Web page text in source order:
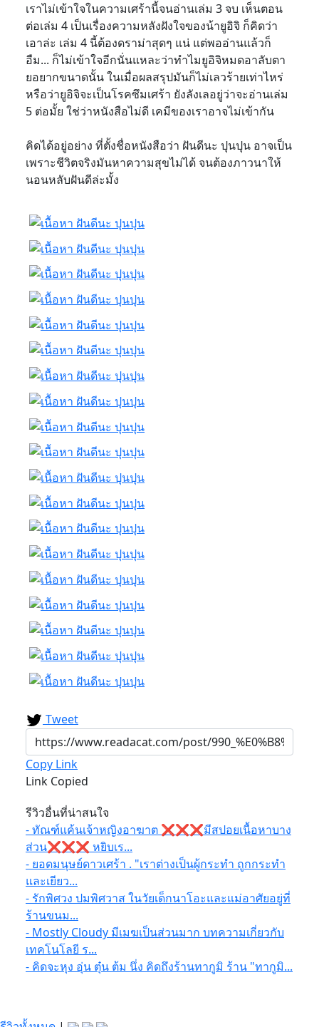
เราไม่เข้าใจในความเศร้านี้จนอ่านเล่ม 3 จบ เห็นตอน
ต่อเล่ม 4 เป็นเรื่องความหลังฝังใจของน้ายูอิจิ ก็คิดว่า
เอาล่ะ เล่ม 4 นี้ต้องดราม่าสุดๆ แน่ แต่พออ่านแล้วก็
อืม... ก็ไม่เข้าใจอีกนั่นแหละว่าทำไมยูอิจิหมดอาลับตา
ยอยากขนาดนั้น ในเมื่อผลสรุปมันก็ไม่เลวร้ายเท่าไหร่
หรือว่ายูอิจิจะเป็นโรคซึมเศร้า ยังลังเลอยู่ว่าจะอ่านเล่ม
5 ต่อมั้ย ใช่ว่าหนังสือไม่ดี เคมีของเราอาจไม่เข้ากัน
คิดได้อยู่อย่าง ที่ตั้งชื่อหนังสือว่า ฝันดีนะ ปุนปุน อาจเป็น
เพราะชีวิตจริงมันหาความสุขไม่ได้ จนต้องภาวนาให้
นอนหลับฝันดีล่ะมั้ง
Tweet
Copy Link
Link Copied
รีวิวอื่นที่น่าสนใจ
- ทัณฑ์แค้นเจ้าหญิงอาฆาต ❌❌❌มีสปอยเนื้อหาบาง
ส่วน❌❌❌ หยิบเร...
- ยอดมนุษย์ดาวเศร้า . "เราต่างเป็นผู้กระทำ ถูกกระทำ
และเยียว...
- รักพิศวง ปมพิศวาส ในวัยเด็กนาโอะและแม่อาศัยอยู่ที่
ร้านขนม...
- Mostly Cloudy มีเมฆเป็นส่วนมาก บทความเกี่ยวกับ
เทคโนโลยี ร...
- คิดจะหุง อุ่น ตุ๋น ต้ม นึ่ง คิดถึงร้านทากูมิ ร้าน "ทากูมิ...